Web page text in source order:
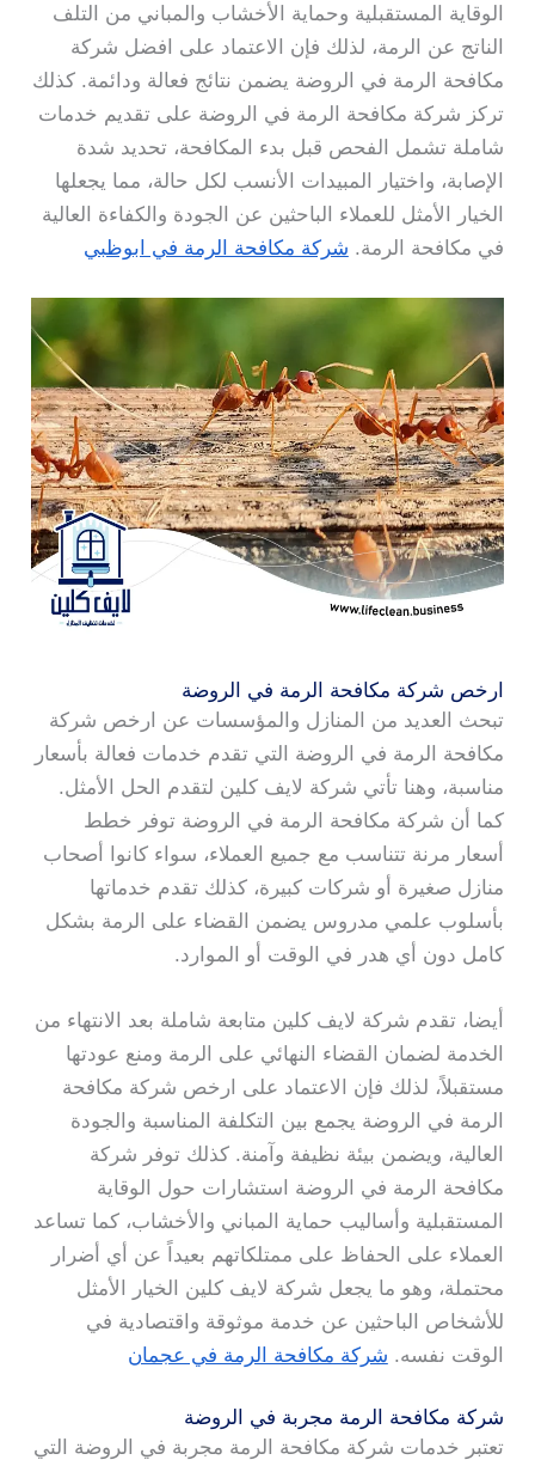
الوقاية المستقبلية وحماية الأخشاب والمباني من التلف
الناتج عن الرمة، لذلك فإن الاعتماد على افضل شركة
مكافحة الرمة في الروضة يضمن نتائج فعالة ودائمة. كذلك
تركز شركة مكافحة الرمة في الروضة على تقديم خدمات
شاملة تشمل الفحص قبل بدء المكافحة، تحديد شدة
الإصابة، واختيار المبيدات الأنسب لكل حالة، مما يجعلها
الخيار الأمثل للعملاء الباحثين عن الجودة والكفاءة العالية
في مكافحة الرمة. شركة مكافحة الرمة في ابوظبي
ارخص شركة مكافحة الرمة في الروضة
تبحث العديد من المنازل والمؤسسات عن ارخص شركة
مكافحة الرمة في الروضة التي تقدم خدمات فعالة بأسعار
مناسبة، وهنا تأتي شركة لايف كلين لتقدم الحل الأمثل.
كما أن شركة مكافحة الرمة في الروضة توفر خطط
أسعار مرنة تتناسب مع جميع العملاء، سواء كانوا أصحاب
منازل صغيرة أو شركات كبيرة، كذلك تقدم خدماتها
بأسلوب علمي مدروس يضمن القضاء على الرمة بشكل
كامل دون أي هدر في الوقت أو الموارد.
أيضا، تقدم شركة لايف كلين متابعة شاملة بعد الانتهاء من
الخدمة لضمان القضاء النهائي على الرمة ومنع عودتها
مستقبلاً، لذلك فإن الاعتماد على ارخص شركة مكافحة
الرمة في الروضة يجمع بين التكلفة المناسبة والجودة
العالية، ويضمن بيئة نظيفة وآمنة. كذلك توفر شركة
مكافحة الرمة في الروضة استشارات حول الوقاية
المستقبلية وأساليب حماية المباني والأخشاب، كما تساعد
العملاء على الحفاظ على ممتلكاتهم بعيداً عن أي أضرار
محتملة، وهو ما يجعل شركة لايف كلين الخيار الأمثل
للأشخاص الباحثين عن خدمة موثوقة واقتصادية في
الوقت نفسه. شركة مكافحة الرمة في عجمان
شركة مكافحة الرمة مجربة في الروضة
تعتبر خدمات شركة مكافحة الرمة مجربة في الروضة التي